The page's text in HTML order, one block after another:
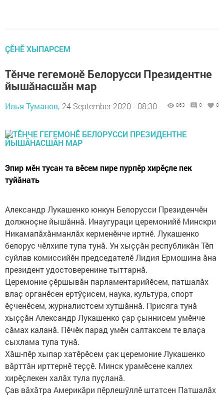
ÇӖНӖ ХЫПАРСЕМ
Тӗнче гегемонӗ Белорусси Президентне
йышӑнасшӑн мар
Илья Туманов, 24 September 2020 - 08:30 863 0 0
Эпир мӗн тусан та вӗсем пире пурпӗр хирӗҫле пек
туйӑнать
Александр Лукашенко юнкун Белорусси Президенчӗн
должноҫне йышӑннӑ. Инаугураци церемонийӗ Минскри
Никамапӑхӑнманлӑх керменӗнче иртнӗ. Лукашенко
белорус чӗлхипе тупа тунӑ. Ун хыҫҫӑн республикӑн Тӗп
суйлав комиссийӗн председателӗ Лидия Ермошина ӑна
президент удостоверенине тыттарнӑ.
Церемоние ҫӗршывӑн парламентарийӗсем, патшалӑх
влаҫ органӗсен ертӳҫисем, наука, культура, спорт
ӗҫченӗсем, журналистсем хутшӑннӑ. Присяга тунӑ
хыҫҫӑн Александр Лукашенко ҫар ҫыннисем умӗнче
сӑмах каланӑ. Пӗчӗк парад умӗн салтаксем те влаҫа
сыхлама тупа тунӑ.
Хӑш-пӗр хыпар хатӗрӗсем ҫак церемоние Лукашенко
вӑрттӑн ирттернӗ теҫҫӗ. Минск урамӗсене каллех
хирӗҫлекен халӑх тула пуҫланӑ.
Ҫав вӑхӑтра Америкӑри пӗрлешӳллӗ штатсен Патшалӑх